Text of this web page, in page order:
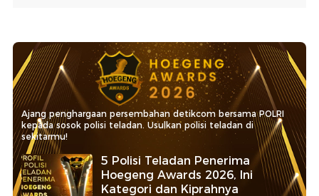
Ajang penghargaan persembahan detikcom bersama POLRI
kepada sosok polisi teladan. Usulkan polisi teladan di
sekitarmu!
5 Polisi Teladan Penerima
Hoegeng Awards 2026, Ini
Kategori dan Kiprahnya